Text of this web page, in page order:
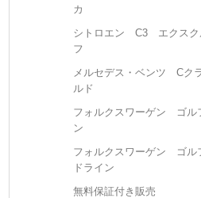
カ
シトロエン C3 エクスク
フ
メルセデス・ベンツ Cク
ルド
フォルクスワーゲン ゴ
ン
フォルクスワーゲン ゴ
ドライン
無料保証付き販売